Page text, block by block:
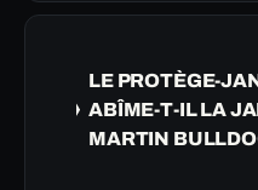
LE PROTÈGE-
ABÎME-T-IL LA
MARTIN